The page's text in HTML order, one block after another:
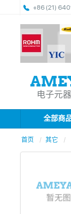
+86 (21)
电子元
全部商
首页 其它